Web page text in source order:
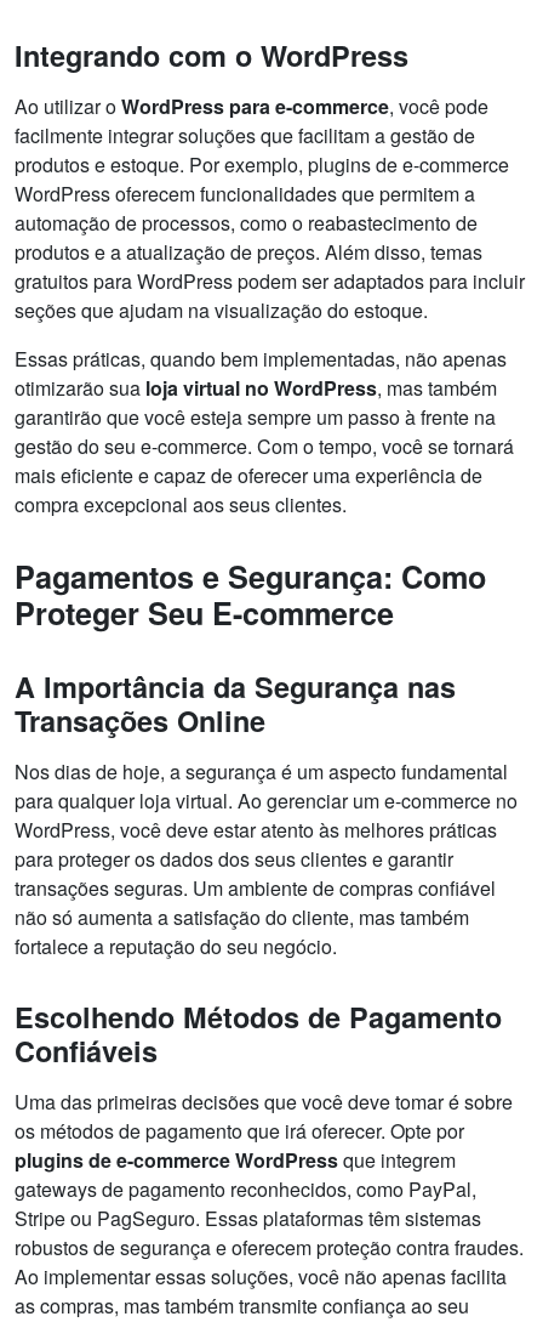
Integrando com o WordPress
Ao utilizar oWordPress para e-commerce, você pode
facilmente integrar soluções que facilitam a gestão de
produtos e estoque. Por exemplo, plugins de e-commerce
WordPress oferecem funcionalidades que permitem a
automação de processos, como o reabastecimento de
produtos e a atualização de preços. Além disso, temas
gratuitos para WordPress podem ser adaptados para incluir
seções que ajudam na visualização do estoque.
Essas práticas, quando bem implementadas, não apenas
otimizarão sua loja virtual no WordPress, mas também
garantirão que você esteja sempre um passo à frente na
gestão do seu e-commerce. Com o tempo, você se tornará
mais eficiente e capaz de oferecer uma experiência de
compra excepcional aos seus clientes.
Pagamentos e Segurança: Como
Proteger Seu E-commerce
A Importância da Segurança nas
Transações Online
Nos dias de hoje, a segurança é um aspecto fundamental
para qualquer loja virtual. Ao gerenciar um e-commerce no
WordPress, você deve estar atento às melhores práticas
para proteger os dados dos seus clientes e garantir
transações seguras. Um ambiente de compras confiável
não só aumenta a satisfação do cliente, mas também
fortalece a reputação do seu negócio.
Escolhendo Métodos de Pagamento
Confiáveis
Uma das primeiras decisões que você deve tomar é sobre
os métodos de pagamento que irá oferecer. Opte por
plugins de e-commerce WordPressque integrem
gateways de pagamento reconhecidos, como PayPal,
Stripe ou PagSeguro. Essas plataformas têm sistemas
robustos de segurança e oferecem proteção contra fraudes.
Ao implementar essas soluções, você não apenas facilita
as compras, mas também transmite confiança ao seu